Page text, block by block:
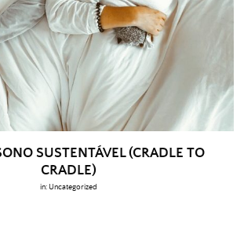
SUSTENTÁVEL (CRADLE TO
CRADLE)
in: Uncategorized